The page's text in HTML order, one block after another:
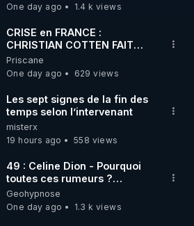
Lives d'utilité publique de
en 2023-2024
de 2023 "Les armes bio-nano-
carbone.
One day ago 1.4 k views
CRISE en FRANCE :
CHRISTIAN COTTEN FAIT
une étrange découverte
Priscane
One day ago
629 views
Les sept signes de la fin des
temps selon l’intervenant
misterx
19 hours ago
558 views
49 : Celine Dion - Pourquoi
toutes ces rumeurs ?
Enquête sous hypnose
Geohypnose
One day ago
1.3 k views